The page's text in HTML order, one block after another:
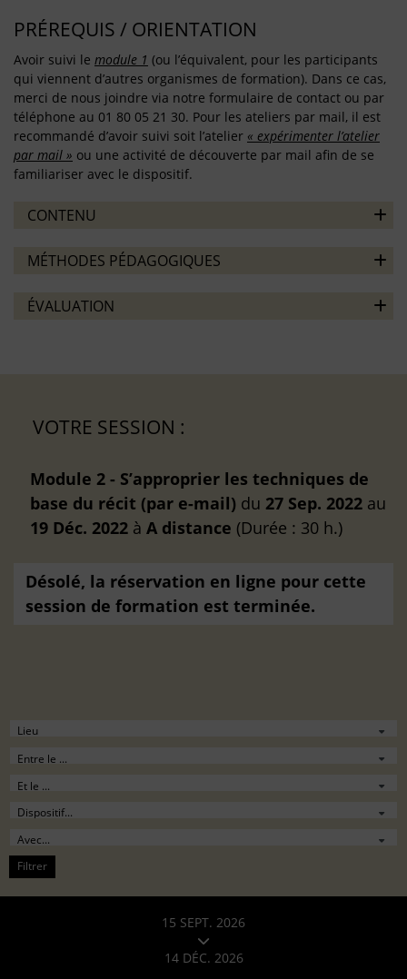
PRÉREQUIS / ORIENTATION
Avoir suivi le module 1 (ou l’équivalent, pour les participants
qui viennent d’autres organismes de formation). Dans ce cas,
merci de nous joindre via notre formulaire de contact ou par
téléphone au 01 80 05 21 30. Pour les ateliers par mail, il est
recommandé d’avoir suivi soit l’atelier « expérimenter l’atelier
par mail » ou une activité de découverte par mail afin de se
familiariser avec le dispositif.
CONTENU
MÉTHODES PÉDAGOGIQUES
ÉVALUATION
VOTRE SESSION :
Module 2 - S’approprier les techniques de
base du récit (par e-mail) du 27 Sep. 2022 au
19 Déc. 2022 à A distance (Durée : 30 h.)
Désolé, la réservation en ligne pour cette
session de formation est terminée.
Filtrer
15 SEPT. 2026
14 DÉC. 2026